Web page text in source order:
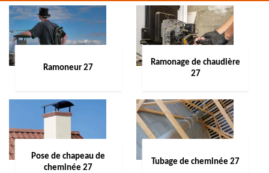
Ramoneur 27
Ramonage de chaudière
27
Pose de chapeau de
cheminée 27
Tubage de cheminée 27